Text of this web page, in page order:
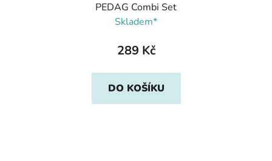
PEDAG Combi Set
Skladem*
289 Kč
DO KOŠÍKU